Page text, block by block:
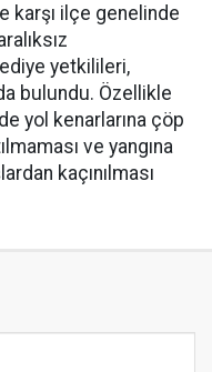
karşı ilçe genelinde
yetkilileri,
bulundu. Özellikle
yol kenarlarına çöp
ve yangına
kaçınılması